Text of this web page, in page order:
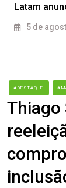
Latam
5 de
#DESTAQUE
Thiago